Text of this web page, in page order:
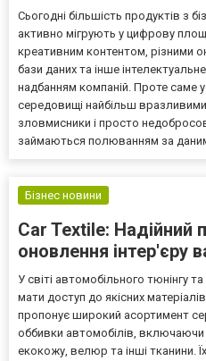
Сьогодні більшість продуктів з
активно мігрують у цифрову
креативним контентом, різними
бази даних та інше
надбанням компаній. Проте саме
середовищі найбільш
зловмисники і просто
займаються полюванням за
Бізнес новини
Car Textile: Надійний
оновлення інтер'єру
У світі автомобільного тюнінгу
мати доступ до якісних
пропонує широкий асортимент
оббивки автомобілів, включаючи
екокожу, велюр та інші тканини.